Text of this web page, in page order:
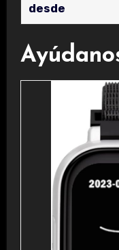
desde